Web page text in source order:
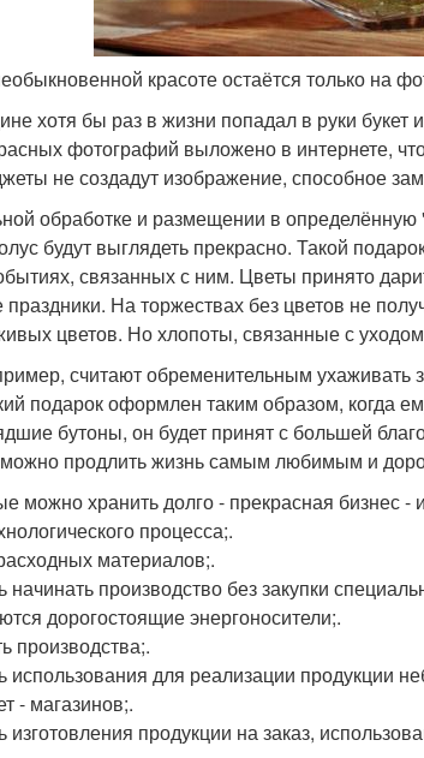
красоте остаётся только на
хотя бы раз в жизни попадал в руки букет
фотографий выложено в интернете,
не создадут изображение, способное
обработке и размещении в
будут выглядеть прекрасно. Такой
связанных с ним. Цветы принято
На торжествах без цветов не
цветов. Но хлопоты, связанные с
считают обременительным ухаживать
подарок оформлен таким образом, когда
бутоны, он будет принят с большей
можно продлить жизнь самым любимым и
можно хранить долго - прекрасная бизнес
процесса;.
материалов;.
производство без закупки
дорогостоящие энергоносители;.
производства;.
использования для реализации продукции
- магазинов;.
продукции на заказ,